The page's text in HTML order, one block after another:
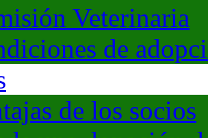
Veterinaria
de
de los socios